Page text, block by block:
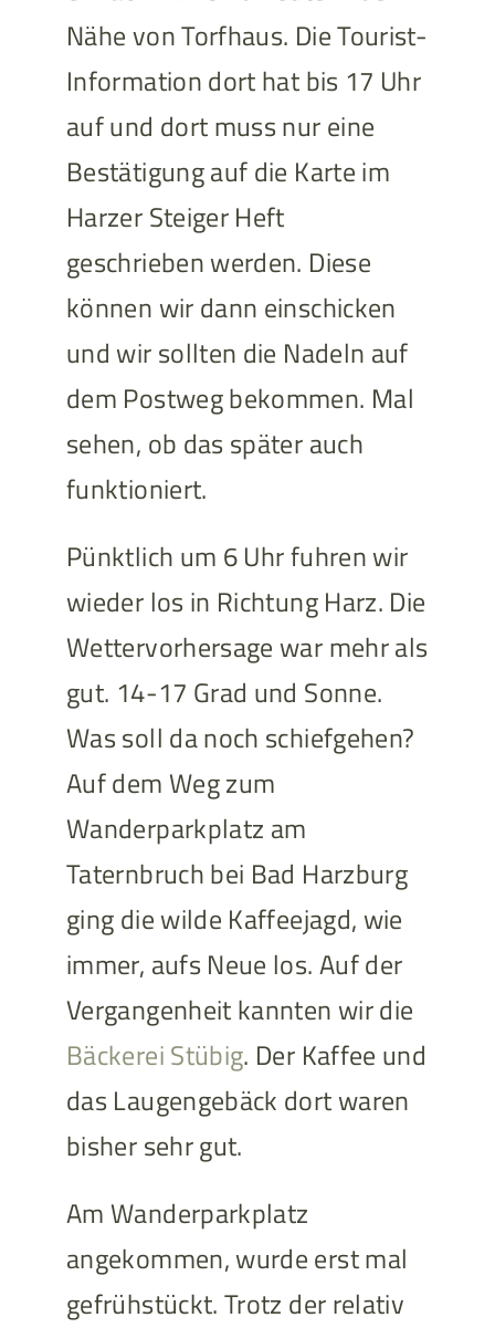
Nähe von Torfhaus. Die Tourist-
Information dort hat bis 17 Uhr
auf und dort muss nur eine
Bestätigung auf die Karte im
Harzer Steiger Heft
geschrieben werden. Diese
können wir dann einschicken
und wir sollten die Nadeln auf
dem Postweg bekommen. Mal
sehen, ob das später auch
funktioniert.
Pünktlich um 6 Uhr fuhren wir
wieder los in Richtung Harz. Die
Wettervorhersage war mehr als
gut. 14-17 Grad und Sonne.
Was soll da noch schiefgehen?
Auf dem Weg zum
Wanderparkplatz am
Taternbruch bei Bad Harzburg
ging die wilde Kaffeejagd, wie
immer, aufs Neue los. Auf der
Vergangenheit kannten wir die
Bäckerei Stübig. Der Kaffee und
das Laugengebäck dort waren
bisher sehr gut.
Am Wanderparkplatz
angekommen, wurde erst mal
gefrühstückt. Trotz der relativ